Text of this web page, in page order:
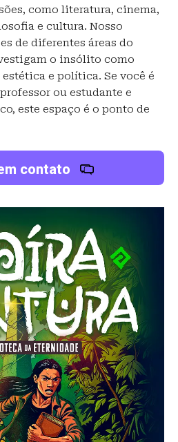
como literatura, cinema,
e cultura. Nosso
de diferentes áreas do
o insólito como
e política. Se você é
ou estudante e
este espaço é o ponto de
contato